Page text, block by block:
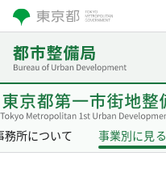
務所について 事業別に見る